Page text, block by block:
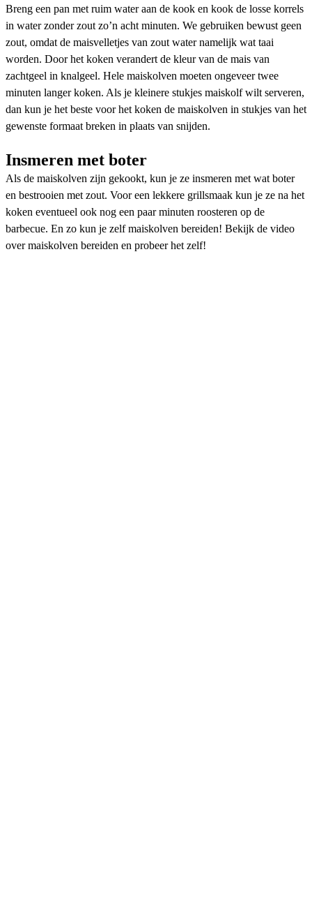
Breng een pan met ruim water aan de kook en kook de losse korrels
in water zonder zout zo’n acht minuten. We gebruiken bewust geen
zout, omdat de maisvelletjes van zout water namelijk wat taai
worden. Door het koken verandert de kleur van de mais van
zachtgeel in knalgeel. Hele maiskolven moeten ongeveer twee
minuten langer koken. Als je kleinere stukjes maiskolf wilt serveren,
dan kun je het beste voor het koken de maiskolven in stukjes van het
gewenste formaat breken in plaats van snijden.
Insmeren met boter
Als de maiskolven zijn gekookt, kun je ze insmeren met wat boter
en bestrooien met zout. Voor een lekkere grillsmaak kun je ze na het
koken eventueel ook nog een paar minuten roosteren op de
barbecue. En zo kun je zelf maiskolven bereiden! Bekijk de video
over maiskolven bereiden en probeer het zelf!